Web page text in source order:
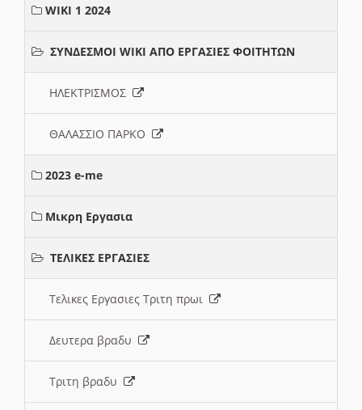
WIKI 1 2024
ΣΥΝΔΕΣΜΟΙ WIKI ΑΠΟ ΕΡΓΑΣΙΕΣ ΦΟΙΤΗΤΩΝ
ΗΛΕΚΤΡΙΣΜΟΣ
ΘΑΛΑΣΣΙΟ ΠΑΡΚΟ
2023 e-me
Μικρη Εργασια
ΤΕΛΙΚΕΣ ΕΡΓΑΣΙΕΣ
Τελικες Εργασιες Τριτη πρωι
Δευτερα βραδυ
Τριτη βραδυ